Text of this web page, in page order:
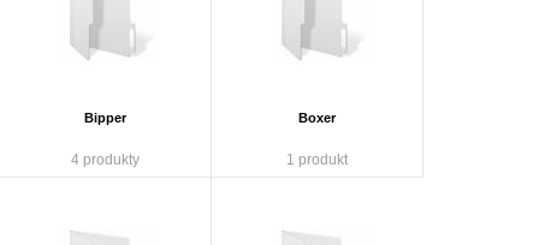
Bipper
4 produkty
Boxer
1 produkt